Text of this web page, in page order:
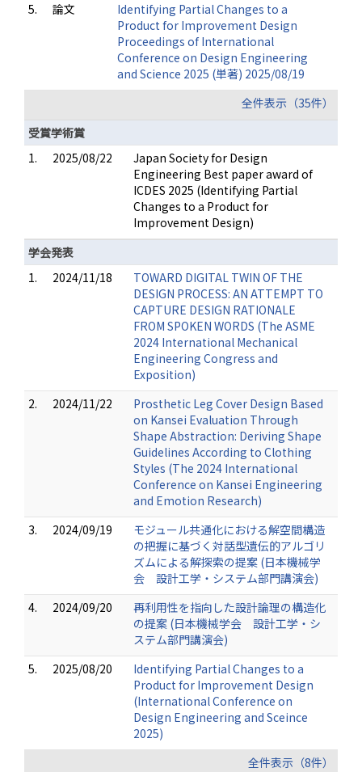
5.
論文
Identifying Partial Changes to a
Product for Improvement Design
Proceedings of International
Conference on Design Engineering
and Science 2025 (単著) 2025/08/19
全件表示（35件）
受賞学術賞
1.
2025/08/22
Japan Society for Design
Engineering Best paper award of
ICDES 2025 (Identifying Partial
Changes to a Product for
Improvement Design)
学会発表
1.
2024/11/18
TOWARD DIGITAL TWIN OF THE
DESIGN PROCESS: AN ATTEMPT TO
CAPTURE DESIGN RATIONALE
FROM SPOKEN WORDS (The ASME
2024 International Mechanical
Engineering Congress and
Exposition)
2.
2024/11/22
Prosthetic Leg Cover Design Based
on Kansei Evaluation Through
Shape Abstraction: Deriving Shape
Guidelines According to Clothing
Styles (The 2024 International
Conference on Kansei Engineering
and Emotion Research)
3.
2024/09/19
モジュール共通化における解空間構造
の把握に基づく対話型遺伝的アルゴリ
ズムによる解探索の提案 (日本機械学
会 設計工学・システム部門講演会)
4.
2024/09/20
再利用性を指向した設計論理の構造化
の提案 (日本機械学会 設計工学・シ
ステム部門講演会)
5.
2025/08/20
Identifying Partial Changes to a
Product for Improvement Design
(International Conference on
Design Engineering and Sceince
2025)
全件表示（8件）